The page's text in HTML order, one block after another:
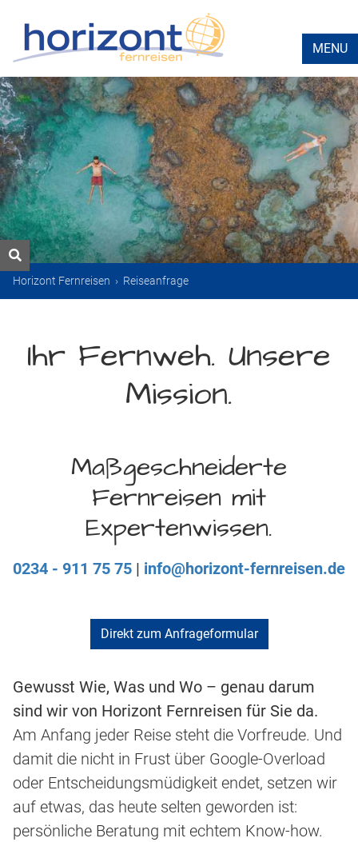
MENU
Horizont Fernreisen › Reiseanfrage
Ihr Fernweh. Unsere
Mission.
Maßgeschneiderte
Fernreisen mit
Expertenwissen.
0234 - 911 75 75 | info@horizont-fernreisen.de
Direkt zum Anfrageformular
Gewusst Wie, Was und Wo – genau darum
sind wir von Horizont Fernreisen für Sie da.
Am Anfang jeder Reise steht die Vorfreude. Und
damit die nicht in Frust über Google-Overload
oder Entscheidungsmüdigkeit endet, setzen wir
auf etwas, das heute selten geworden ist:
persönliche Beratung mit echtem Know-how.